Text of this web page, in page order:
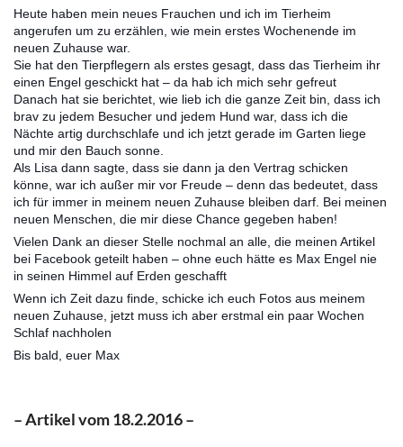
Heute haben mein neues Frauchen und ich im Tierheim
angerufen um zu erzählen, wie mein erstes Wochenende im
neuen Zuhause war.
Sie hat den Tierpflegern als erstes gesagt, dass das Tierheim ihr
einen Engel geschickt hat – da hab ich mich sehr gefreut
Danach hat sie berichtet, wie lieb ich die ganze Zeit bin, dass ich
brav zu jedem Besucher und jedem Hund war, dass ich die
Nächte artig durchschlafe und ich jetzt gerade im Garten liege
und mir den Bauch sonne.
Als Lisa dann sagte, dass sie dann ja den Vertrag schicken
könne, war ich außer mir vor Freude – denn das bedeutet, dass
ich für immer in meinem neuen Zuhause bleiben darf. Bei meinen
neuen Menschen, die mir diese Chance gegeben haben!
Vielen Dank an dieser Stelle nochmal an alle, die meinen Artikel
bei Facebook geteilt haben – ohne euch hätte es Max Engel nie
in seinen Himmel auf Erden geschafft
Wenn ich Zeit dazu finde, schicke ich euch Fotos aus meinem
neuen Zuhause, jetzt muss ich aber erstmal ein paar Wochen
Schlaf nachholen
Bis bald, euer Max
– Artikel vom 18.2.2016 –